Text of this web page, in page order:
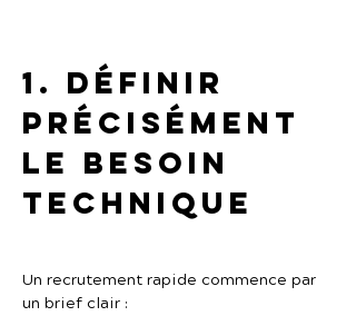
1. Définir
précisément
le besoin
technique
Un recrutement rapide commence par
un brief clair :